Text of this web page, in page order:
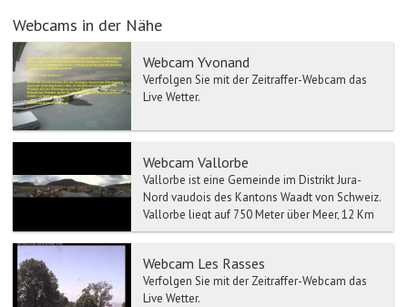
Webcams in der Nähe
Webcam Yvonand
Verfolgen Sie mit der Zeitraffer-Webcam das
Live Wetter.
Webcam Vallorbe
Vallorbe ist eine Gemeinde im Distrikt Jura-
Nord vaudois des Kantons Waadt von Schweiz.
Vallorbe liegt auf 750 Meter über Meer, 12 Km
westlich von ...
Webcam Les Rasses
Verfolgen Sie mit der Zeitraffer-Webcam das
Live Wetter.